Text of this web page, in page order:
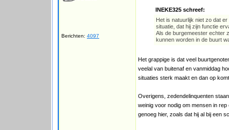
Berichten: 4097
INEKE325 schreef:
Het is natuurlijk niet zo dat
situatie, dat hij zijn functie
Als de burgemeester echter
kunnen worden in de buurt
Het grappige is dat veel
veelal van buitenaf en vanmiddag
situaties sterk maakt en dan op
Overigens, zedendelinquenten
weinig voor nodig om mensen in
genoeg hier, zoals dat hij al bij een